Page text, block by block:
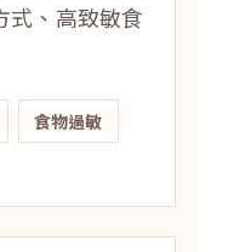
式、高致敏食
食物過敏